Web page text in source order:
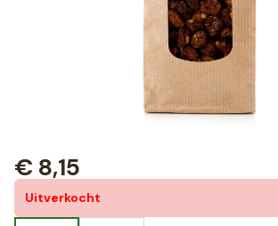
Uitverkocht
€ 8,15